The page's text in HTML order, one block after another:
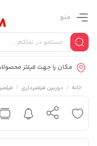
منو
مکان را جهت فیلتر
خانه / دوربین فیلمبرداری /